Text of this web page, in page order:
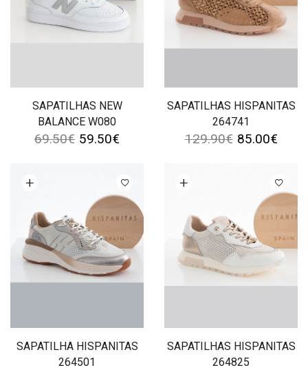
SAPATILHAS NEW
BALANCE W080
69.50€ 59.50€
SAPATILHAS HISPANITAS
264741
129.90€ 85.00€
SAPATILHA HISPANITAS
264501
opções
SAPATILHAS HISPANITAS
264825
Ver opções